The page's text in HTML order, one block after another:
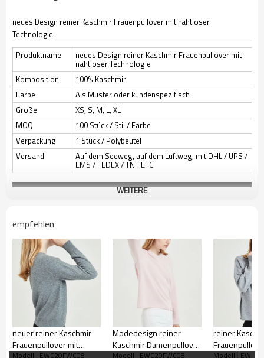
neues Design reiner Kaschmir Frauenpullover mit nahtloser
Technologie
Produktname
neues Design reiner Kaschmir Frauenpullover mit
nahtloser Technologie
Komposition
100% Kaschmir
Farbe
Als Muster oder kundenspezifisch
Größe
XS, S, M, L, XL
MOQ
100 Stück / Stil / Farbe
Verpackung
1 Stück / Polybeutel
Versand
Auf dem Seeweg, auf dem Luftweg, mit DHL / UPS /
EMS / FEDEX / TNT ETC
WEITERE
empfehlen
neuer reiner Kaschmir-
Frauenpullover mit
Modell : EWC20FWC08
Modedesign reiner
Kaschmir Damenpullover
Modell : EWC20FWC08
reiner
Modell :